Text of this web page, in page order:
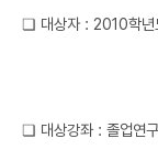
❏ 대상자 : 2010학년
❏ 대상강좌 : 졸업연